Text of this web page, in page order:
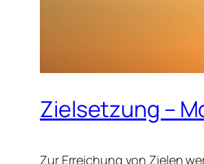
Zielsetzung –
Zur Erreichung von Zielen